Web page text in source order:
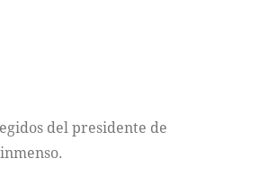
del presidente de